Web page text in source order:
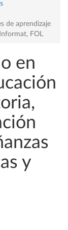
de aprendizaje
FOL
en
y